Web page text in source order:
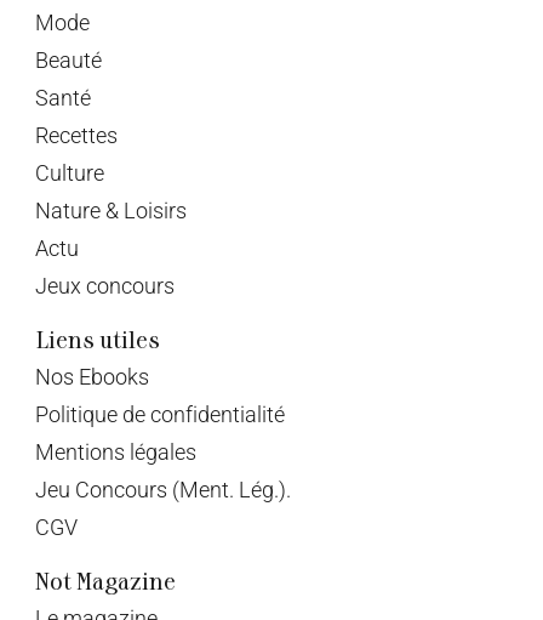
Mode
Beauté
Santé
Recettes
Culture
Nature & Loisirs
Actu
Jeux concours
Liens utiles
Nos Ebooks
Politique de confidentialité
Mentions légales
Jeu Concours (Ment. Lég.).
CGV
Not Magazine